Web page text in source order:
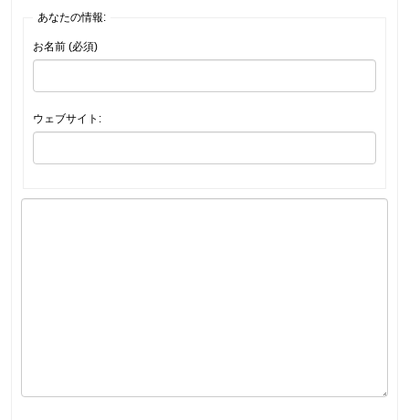
あなたの情報:
お名前 (必須)
ウェブサイト: